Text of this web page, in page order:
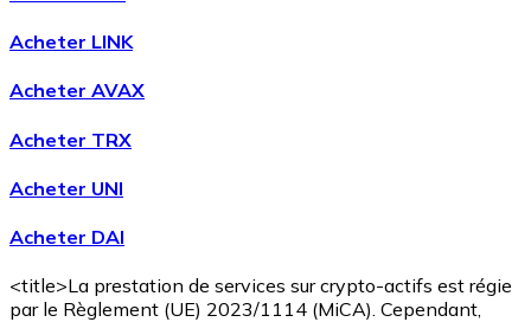
Virement SEPA
Ajoutez des fonds à votre compte Bitnovo ou
Acheter avec virement bancaire
Acheter LINK
Acheter AVAX
Acheter TRX
Acheter UNI
Acheter DAI
<title>La prestation de services sur crypto-actifs est régie
par le Règlement (UE) 2023/1114 (MiCA). Cependant,